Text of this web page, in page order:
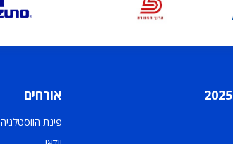
אורחים
פינת הווסטלגיה